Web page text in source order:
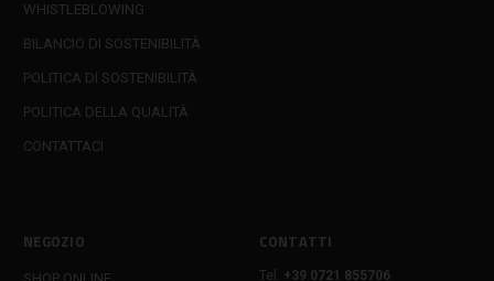
WHISTLEBLOWING
BILANCIO DI SOSTENIBILITÀ
POLITICA DI SOSTENIBILITÀ
POLITICA DELLA QUALITÀ
CONTATTACI
NEGOZIO CONTATTI
Tel:
+39 0721 855706